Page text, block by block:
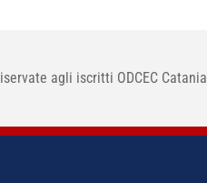
agli iscritti ODCEC Catania